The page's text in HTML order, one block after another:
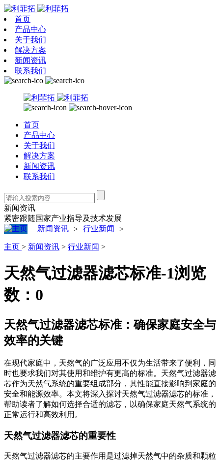
首页
产品中心
关于我们
解决方案
新闻资讯
联系我们
首页
产品中心
关于我们
解决方案
新闻资讯
联系我们
新闻资讯
紧密跟随国家产业指导及技术发展
新闻资讯 > 行业新闻 >
主页 > 新闻资讯 > 行业新闻 >
天然气过滤器滤芯标准-1浏览
数： 0
天然气过滤器滤芯标准：确保家庭安全与
效率的关键
在现代家庭中，天然气的广泛应用不仅为生活带来了便利，同
时也要求我们对其使用和维护有更高的标准。天然气过滤器滤
芯作为天然气系统的重要组成部分，其性能直接影响到家庭的
安全和能源效率。本文将深入探讨天然气过滤器滤芯的标准，
帮助读者了解如何选择合适的滤芯，以确保家庭天然气系统的
正常运行和高效利用。
天然气过滤器滤芯的重要性
天然气过滤器滤芯的主要作用是过滤掉天然气中的杂质和颗粒